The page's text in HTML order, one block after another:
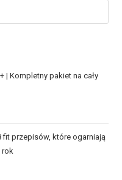
| Kompletny pakiet na cały
fit przepisów, które ogarniają
rok